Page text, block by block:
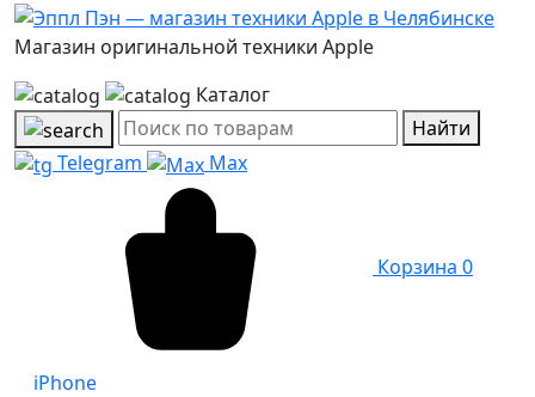
Магазин оригинальной техники Apple
Каталог
Найти
Telegram
Max
Корзина 0
iPhone